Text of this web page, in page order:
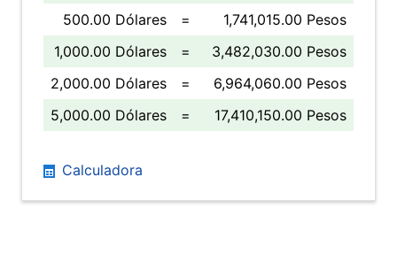
500.00 Dólares
=
1,741,015.00 Pesos
1,000.00 Dólares
=
3,482,030.00 Pesos
2,000.00 Dólares
=
6,964,060.00 Pesos
5,000.00 Dólares
= 17,410,150.00 Pesos
Calculadora